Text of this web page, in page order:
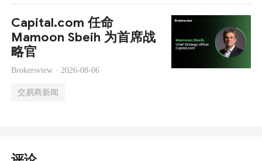
Capital.com 任命
Mamoon Sbeih 为首席战
略官
Brokersview · 2026-08-06
交易商新闻